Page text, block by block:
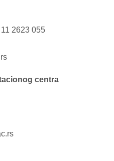
2623 055
centra